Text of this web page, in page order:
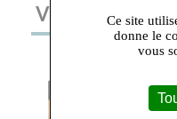
VOUS
Ce site
donne le
vous